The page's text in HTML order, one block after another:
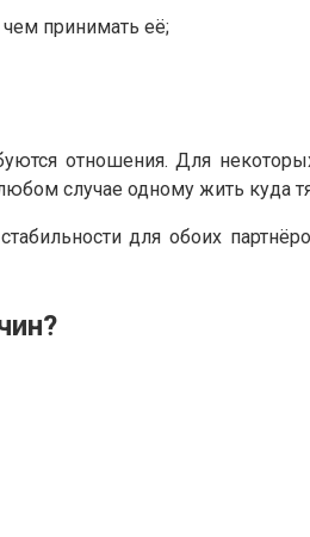
чем принимать её;
отношения. Для
случае одному жить
для обоих